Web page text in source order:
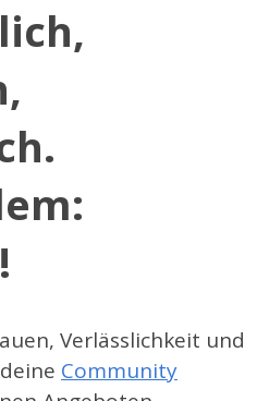
Verlässlichkeit und
Community